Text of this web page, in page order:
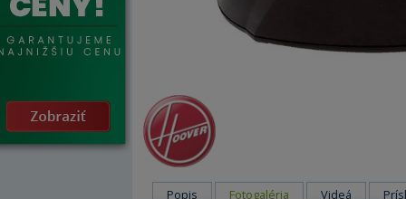
Popis Fotogaléria Videá